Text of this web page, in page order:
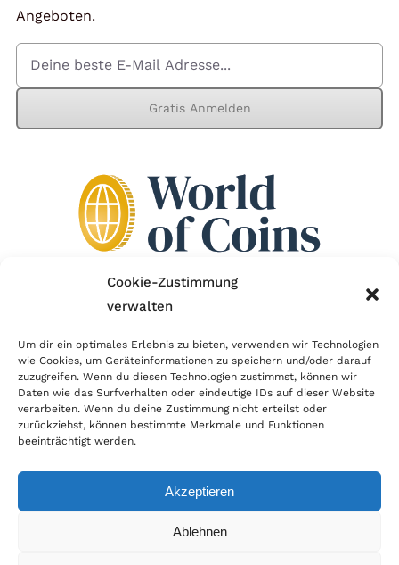
Cookie-Zustimmung
verwalten
Um dir ein optimales Erlebnis zu bieten, verwenden wir Technologien
wie Cookies, um Geräteinformationen zu speichern und/oder darauf
zuzugreifen. Wenn du diesen Technologien zustimmst, können wir
Daten wie das Surfverhalten oder eindeutige IDs auf dieser Website
verarbeiten. Wenn du deine Zustimmung nicht erteilst oder
zurückziehst, können bestimmte Merkmale und Funktionen
beeinträchtigt werden.
Akzeptieren
Ablehnen
Angeboten.
Gratis Anmelden
Der Händlerbund setzt sich für sicheren und
erfolgreichen E-Commerce ein. Auch wir sind wie
viele Onlineshops im Netz Mitglied im Händlerbund
und unterstützen fairen Onlinehandel.